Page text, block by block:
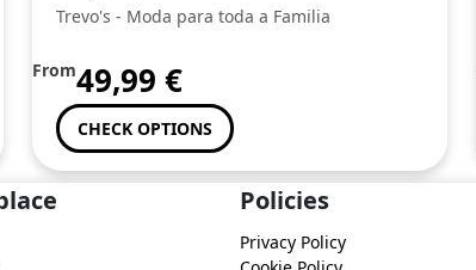
Trevo's - Moda para toda a Familia
From49,99 €
CHECK OPTIONS
Policies
Privacy Policy